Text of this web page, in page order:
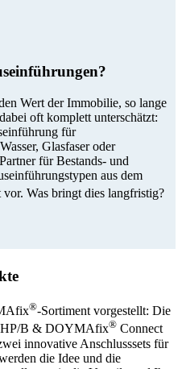
Wert der Immobilie, so lange
oft komplett unterschätzt:
für
Glasfaser oder
für Bestands- und
aus dem
Was bringt dies langfristig?
®-Sortiment vorgestellt: Die
HP/B & DOYMAfix® Connect
innovative Anschlusssets für
die Idee und die